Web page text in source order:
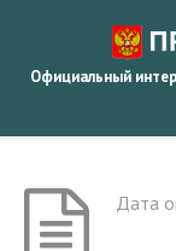
Официальный
Дата